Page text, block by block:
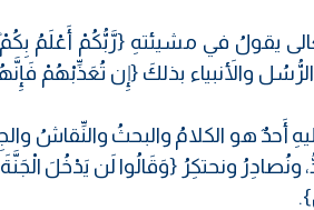
يقولُ في مشيئتهِ {رَّبُّكُمْ أَعْلَمُ
والأَنبياء بذلكَ {إِن تُعَذِّبْهُمْ
أَحدٌ هو الكلامُ والبحثُ والنِّقاشُ
ونحتكِرُ {وَقَالُوا لَن يَدْخُلَ